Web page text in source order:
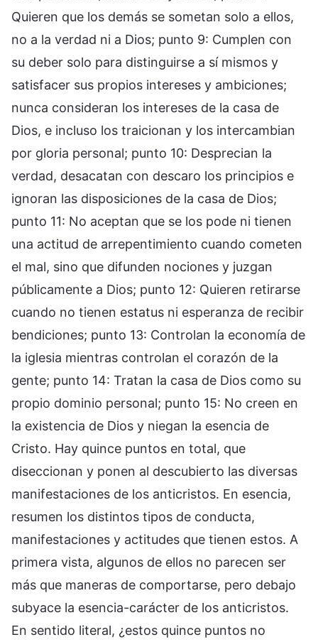
Quieren que los demás se sometan solo a ellos,
no a la verdad ni a Dios; punto 9: Cumplen con
su deber solo para distinguirse a sí mismos y
satisfacer sus propios intereses y ambiciones;
nunca consideran los intereses de la casa de
Dios, e incluso los traicionan y los intercambian
por gloria personal; punto 10: Desprecian la
verdad, desacatan con descaro los principios e
ignoran las disposiciones de la casa de Dios;
punto 11: No aceptan que se los pode ni tienen
una actitud de arrepentimiento cuando cometen
el mal, sino que difunden nociones y juzgan
públicamente a Dios; punto 12: Quieren retirarse
cuando no tienen estatus ni esperanza de recibir
bendiciones; punto 13: Controlan la economía de
la iglesia mientras controlan el corazón de la
gente; punto 14: Tratan la casa de Dios como su
propio dominio personal; punto 15: No creen en
la existencia de Dios y niegan la esencia de
Cristo. Hay quince puntos en total, que
diseccionan y ponen al descubierto las diversas
manifestaciones de los anticristos. En esencia,
resumen los distintos tipos de conducta,
manifestaciones y actitudes que tienen estos. A
primera vista, algunos de ellos no parecen ser
más que maneras de comportarse, pero debajo
subyace la esencia-carácter de los anticristos.
En sentido literal, ¿estos quince puntos no